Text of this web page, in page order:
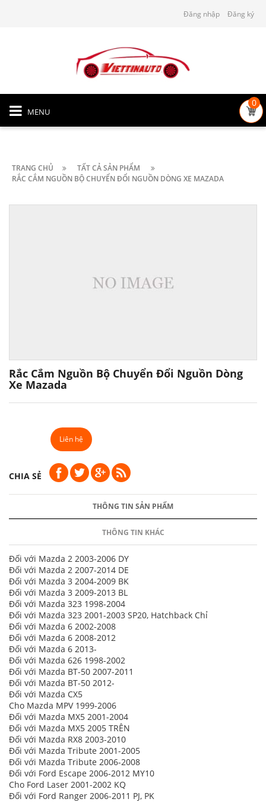
Đăng nhập Đăng ký
MENU
0
TRANG CHỦ
TẤT CẢ SẢN PHẨM
RẮC CẮM NGUỒN BỘ CHUYỂN ĐỔI NGUỒN DÒNG XE MAZADA
Rắc Cắm Nguồn Bộ Chuyển Đổi Nguồn Dòng
Xe Mazada
Liên hệ
CHIA SẺ
THÔNG TIN SẢN PHẨM
THÔNG TIN KHÁC
Đối với Mazda 2 2003-2006 DY
Đối với Mazda 2 2007-2014 DE
Đối với Mazda 3 2004-2009 BK
Đối với Mazda 3 2009-2013 BL
Đối với Mazda 323 1998-2004
Đối với Mazda 323 2001-2003 SP20, Hatchback Chỉ
Đối với Mazda 6 2002-2008
Đối với Mazda 6 2008-2012
Đối với Mazda 6 2013-
Đối với Mazda 626 1998-2002
Đối với Mazda BT-50 2007-2011
Đối với Mazda BT-50 2012-
Đối với Mazda CX5
Cho Mazda MPV 1999-2006
Đối với Mazda MX5 2001-2004
Đối với Mazda MX5 2005 TRÊN
Đối với Mazda RX8 2003-2010
Đối với Mazda Tribute 2001-2005
Đối với Mazda Tribute 2006-2008
Đối với Ford Escape 2006-2012 MY10
Cho Ford Laser 2001-2002 KQ
Đối với Ford Ranger 2006-2011 PJ, PK